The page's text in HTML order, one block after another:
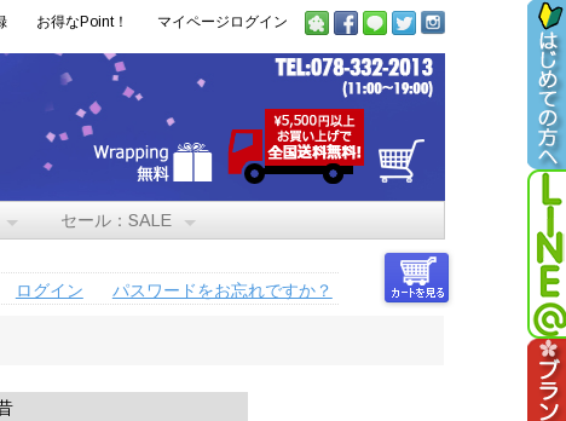
お得なPoint！ マイページログイン
セール：SALE
ログイン パスワードをお忘れですか？